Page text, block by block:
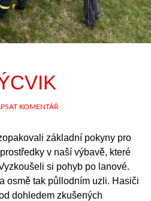
KOMENTÁŘ
základní pokyny pro
v naší výbavě, které
si pohyb po lanové.
osmě tak půllodním uzli. Hasiči
dohledem zkušených